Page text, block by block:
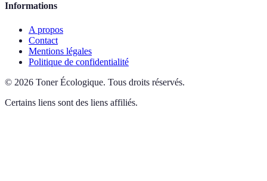
Informations
A propos
Contact
Mentions légales
Politique de confidentialité
© 2026 Toner Écologique. Tous droits réservés.
Certains liens sont des liens affiliés.